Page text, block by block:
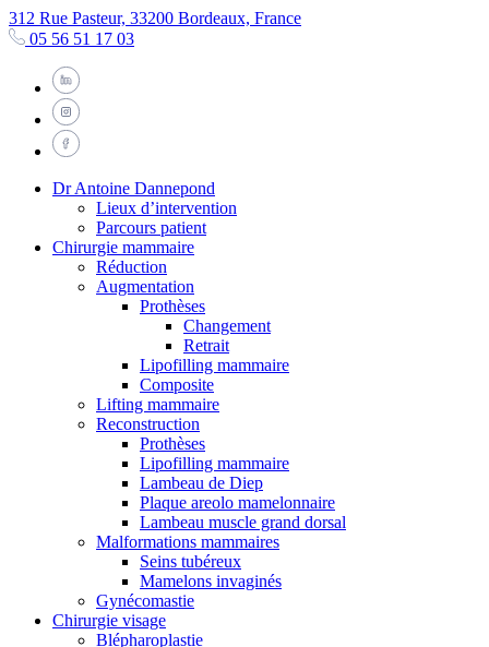
312 Rue Pasteur, 33200 Bordeaux, France
05 56 51 17 03
Dr Antoine Dannepond
Lieux d’intervention
Parcours patient
Chirurgie mammaire
Réduction
Augmentation
Prothèses
Changement
Retrait
Lipofilling mammaire
Composite
Lifting mammaire
Reconstruction
Prothèses
Lipofilling mammaire
Lambeau de Diep
Plaque areolo mamelonnaire
Lambeau muscle grand dorsal
Malformations mammaires
Seins tubéreux
Mamelons invaginés
Gynécomastie
Chirurgie visage
Blépharoplastie